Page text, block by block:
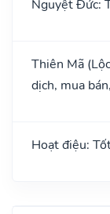
Nguyệt Đức:
Thiên Mã
dịch, mua
Hoạt điệu: